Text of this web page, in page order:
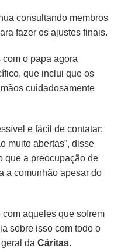
consultando membros
fazer os ajustes finais.
o papa agora
que inclui que os
cuidadosamente
e fácil de contatar:
muito abertas”, disse
que a preocupação de
a comunhão apesar do
com aqueles que sofrem
sobre isso com todo o
geral daCáritas.